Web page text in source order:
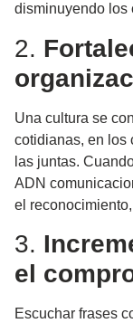
disminuyendo los
2.
Una cultura se
cotidianas, en los
las juntas.
ADN
el
3.
el
Escuchar frases